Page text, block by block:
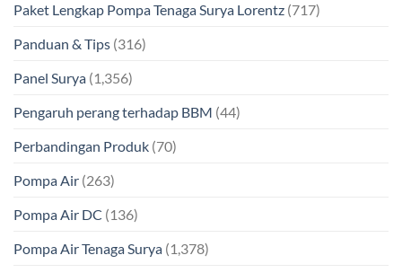
Paket Lengkap Pompa Tenaga Surya Lorentz (717)
Panduan & Tips (316)
Panel Surya (1,356)
Pengaruh perang terhadap BBM (44)
Perbandingan Produk (70)
Pompa Air (263)
Pompa Air DC (136)
Pompa Air Tenaga Surya (1,378)